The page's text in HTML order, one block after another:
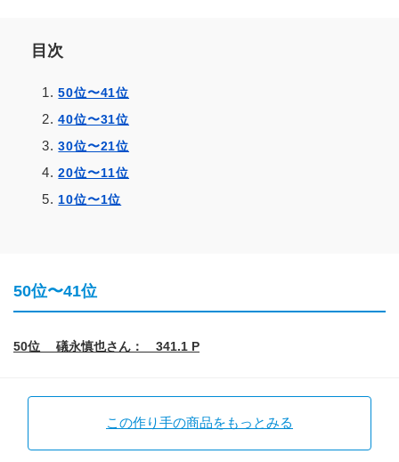
目次
50位〜41位
40位〜31位
30位〜21位
20位〜11位
10位〜1位
50位〜41位
50位 礒永慎也さん： 341.1 P
この作り手の商品をもっとみる